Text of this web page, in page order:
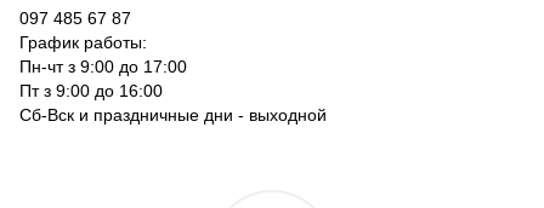
097 485 67 87
График работы:
Пн-чт з 9:00 до 17:00
Пт з 9:00 до 16:00
Сб-Вск и праздничные дни - выходной